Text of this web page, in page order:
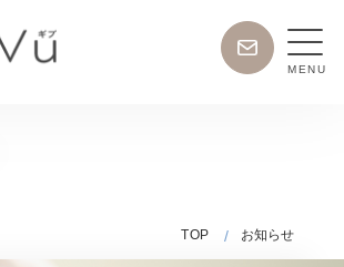
問
MENU
TOP お知らせ